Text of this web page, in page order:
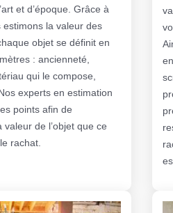
et d’époque. Grâce à
la valeur des
objet se définit en
: ancienneté,
qui le compose,
experts en estimation
points afin de
de l’objet que ce
rachat.